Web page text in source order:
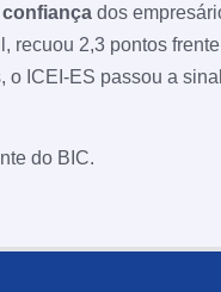
dos
recuou 2,3 pontos
o ICEI-ES passou a
do BIC.